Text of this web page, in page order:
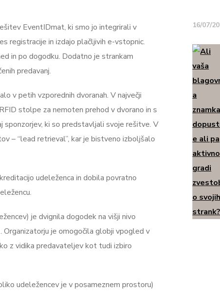
EventIDmat, ki smo jo integrirali v
registracije in izdajo plačljivih e-vstopnic.
in po dogodku. Dodatno je strankam
predavanj.
v petih vzporednih dvoranah. V največji
stolpe za nemoten prehod v dvorano in s
ki so predstavljali svoje rešitve. V
– “lead retrieval”, kar je bistveno izboljšalo
udeleženca in dobila povratno
je dvignila dogodek na višji nivo
Organizatorju je omogočila globji vpogled v
z vidika predavateljev kot tudi izbiro
udeležencev je v posameznem prostoru)
16/07/